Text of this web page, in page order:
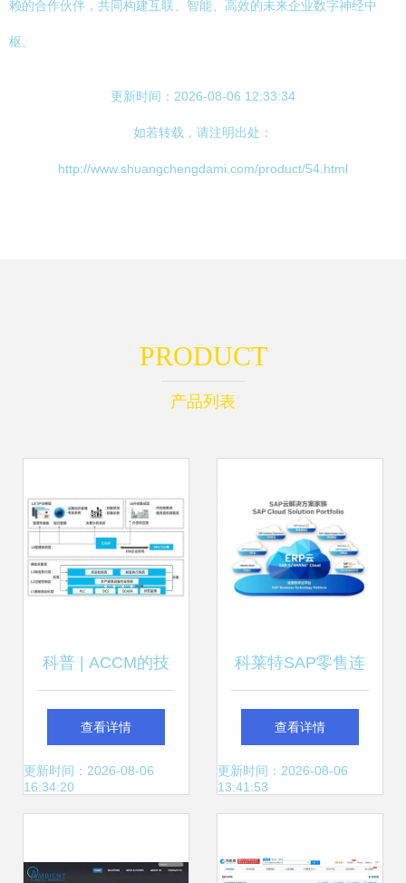
赖的合作伙伴，共同构建互联、智能、高效的未来企业数字神经中
枢。
更新时间：2026-08-06 12:33:34
如若转载，请注明出处：
http://www.shuangchengdami.com/product/54.html
PRODUCT
产品列表
科普 | ACCM的技
术实现框架在信息
系统集成服务中的
查看详情
更新时间：2026-08-06
16:34:20
科莱特SAP零售连
锁业ERP解决方案
优化业务流转与系
查看详情
更新时间：2026-08-06
13:41:53